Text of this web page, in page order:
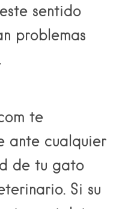
sentido
problemas
te
ante cualquier
de tu gato
Si su